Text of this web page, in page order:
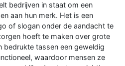
bedrijven in staat om een
aan hun merk. Het is een
of slogan onder de aandacht te
hoeft te maken over grote
bedrukte tassen een geweldig
waardoor mensen ze